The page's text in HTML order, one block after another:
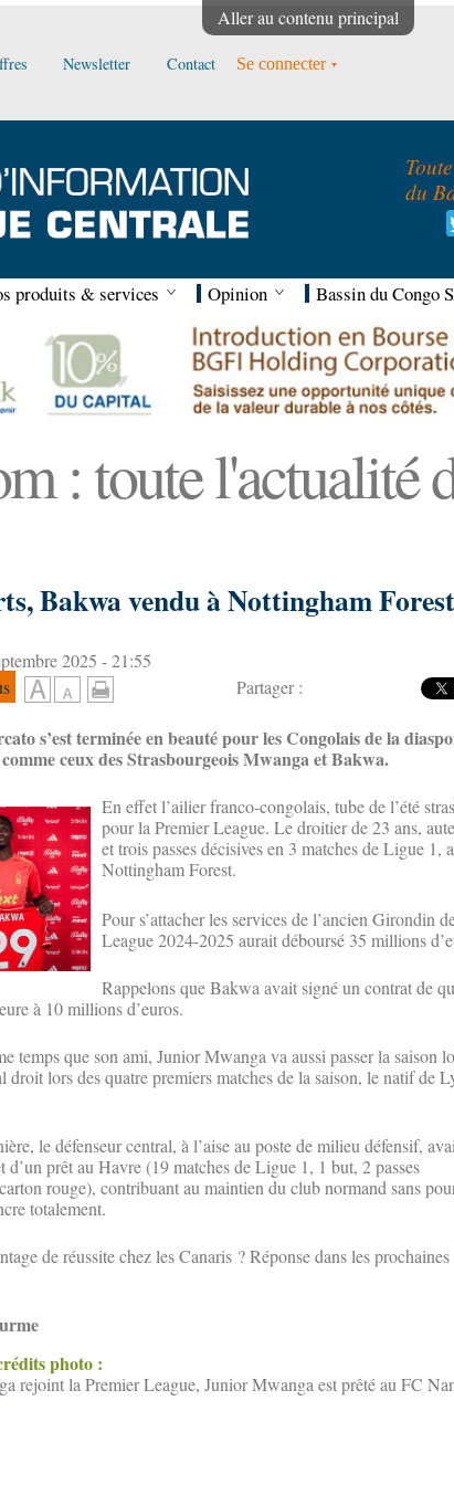
Aller au contenu principal
Newsletter Contact Se connecter
du
produits & services Opinion Bassin du Congo
: toute l'actualité
Bakwa vendu à Nottingham
2025 - 21:55
Partager :
s’est terminée en beauté pour les Congolais de la
ceux des Strasbourgeois Mwanga et Bakwa.
En effet l’ailier franco-congolais, tube de l’été
pour la Premier League. Le droitier de 23 ans,
et trois passes décisives en 3 matches de Ligue 1,
Nottingham Forest.
Pour s’attacher les services de l’ancien Girondin
League 2024-2025 aurait déboursé 35 millions
Rappelons que Bakwa avait signé un contrat de
à 10 millions d’euros.
temps que son ami, Junior Mwanga va aussi passer la saison
droit lors des quatre premiers matches de la saison, le natif de
le défenseur central, à l’aise au poste de milieu défensif,
d’un prêt au Havre (19 matches de Ligue 1, 1 but, 2 passes
rouge), contribuant au maintien du club normand sans
totalement.
de réussite chez les Canaris ? Réponse dans les prochaines
photo :
rejoint la Premier League, Junior Mwanga est prêté au FC